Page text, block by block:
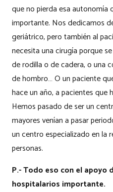
que no pierda esa autonomía
importante. Nos dedicamos
geriátrico, pero también al
necesita una cirugía porque
de rodilla o de cadera, o una
de hombro… O un paciente
hace un año, a pacientes que
Hemos pasado de ser un
mayores venían a pasar
un centro especializado en la
personas.
P.- Todo eso con el apoyo
hospitalarios importante.